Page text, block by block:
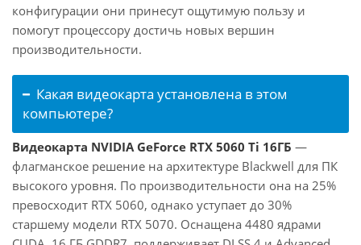
конфигурации они принесут ощутимую пользу и
помогут процессору достичь новых вершин
производительности.
Какая видеокарта установлена в этом
компьютере?
Видеокарта NVIDIA GeForce RTX 5060 Ti 16ГБ —
флагманское решение на архитектуре Blackwell для ПК
высокого уровня. По производительности она на 25%
превосходит RTX 5060, однако уступает до 30%
старшему модели RTX 5070. Оснащена 4480 ядрами